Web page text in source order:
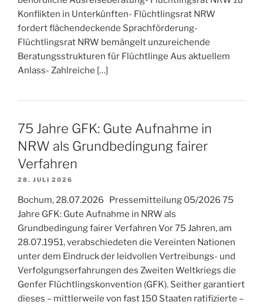
Konflikten in Unterkünften- Flüchtlingsrat NRW
fordert flächendeckende Sprachförderung-
Flüchtlingsrat NRW bemängelt unzureichende
Beratungsstrukturen für Flüchtlinge Aus aktuellem
Anlass- Zahlreiche […]
75 Jahre GFK: Gute Aufnahme in
NRW als Grundbedingung fairer
Verfahren
28. JULI 2026
Bochum, 28.07.2026 Pressemitteilung 05/2026 75
Jahre GFK: Gute Aufnahme in NRW als
Grundbedingung fairer Verfahren Vor 75 Jahren, am
28.07.1951, verabschiedeten die Vereinten Nationen
unter dem Eindruck der leidvollen Vertreibungs- und
Verfolgungserfahrungen des Zweiten Weltkriegs die
Genfer Flüchtlingskonvention (GFK). Seither garantiert
dieses – mittlerweile von fast 150 Staaten ratifizierte –